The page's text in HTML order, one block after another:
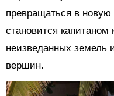
превращаться в новую
становится
неизведанных земель
вершин.